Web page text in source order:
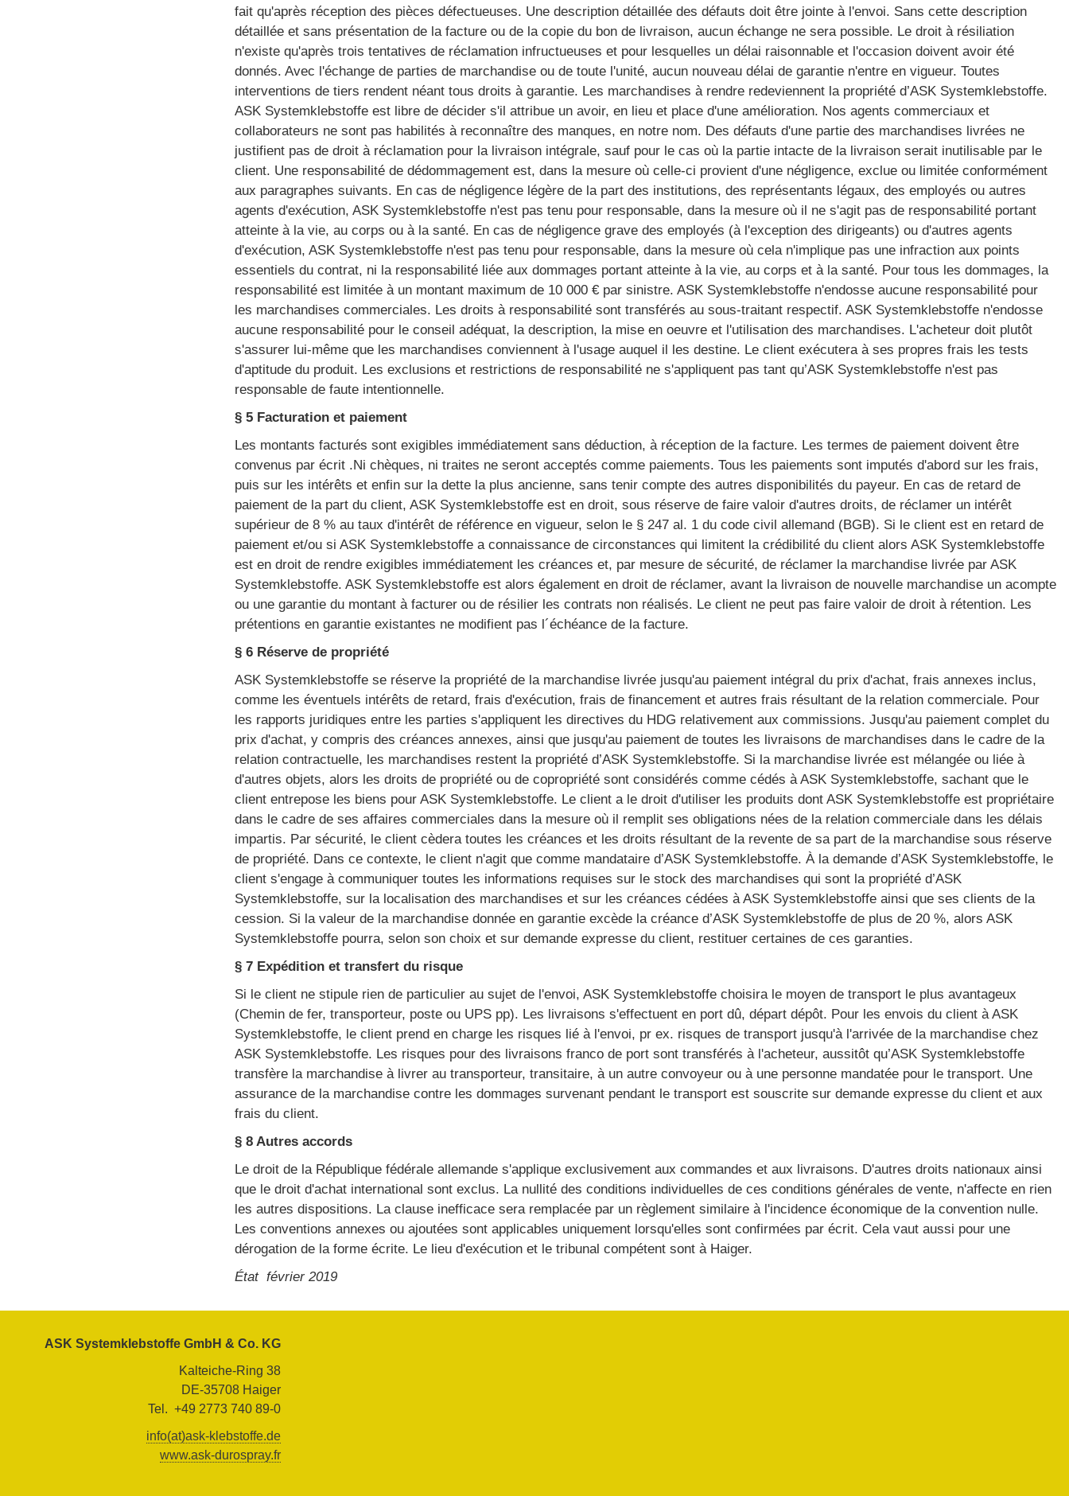
fait qu'après réception des pièces défectueuses. Une description détaillée des défauts doit être jointe à l'envoi. Sans cette description
détaillée et sans présentation de la facture ou de la copie du bon de livraison, aucun échange ne sera possible. Le droit à résiliation
n'existe qu'après trois tentatives de réclamation infructueuses et pour lesquelles un délai raisonnable et l'occasion doivent avoir été
donnés. Avec l'échange de parties de marchandise ou de toute l'unité, aucun nouveau délai de garantie n'entre en vigueur. Toutes
interventions de tiers rendent néant tous droits à garantie. Les marchandises à rendre redeviennent la propriété d’ASK Systemklebstoffe.
ASK Systemklebstoffe est libre de décider s'il attribue un avoir, en lieu et place d'une amélioration. Nos agents commerciaux et
collaborateurs ne sont pas habilités à reconnaître des manques, en notre nom. Des défauts d'une partie des marchandises livrées ne
justifient pas de droit à réclamation pour la livraison intégrale, sauf pour le cas où la partie intacte de la livraison serait inutilisable par le
client. Une responsabilité de dédommagement est, dans la mesure où celle-ci provient d'une négligence, exclue ou limitée conformément
aux paragraphes suivants. En cas de négligence légère de la part des institutions, des représentants légaux, des employés ou autres
agents d'exécution, ASK Systemklebstoffe n'est pas tenu pour responsable, dans la mesure où il ne s'agit pas de responsabilité portant
atteinte à la vie, au corps ou à la santé. En cas de négligence grave des employés (à l'exception des dirigeants) ou d'autres agents
d'exécution, ASK Systemklebstoffe n'est pas tenu pour responsable, dans la mesure où cela n'implique pas une infraction aux points
essentiels du contrat, ni la responsabilité liée aux dommages portant atteinte à la vie, au corps et à la santé. Pour tous les dommages, la
responsabilité est limitée à un montant maximum de 10 000 € par sinistre. ASK Systemklebstoffe n'endosse aucune responsabilité pour
les marchandises commerciales. Les droits à responsabilité sont transférés au sous-traitant respectif. ASK Systemklebstoffe n'endosse
aucune responsabilité pour le conseil adéquat, la description, la mise en oeuvre et l'utilisation des marchandises. L'acheteur doit plutôt
s'assurer lui-même que les marchandises conviennent à l'usage auquel il les destine. Le client exécutera à ses propres frais les tests
d'aptitude du produit. Les exclusions et restrictions de responsabilité ne s'appliquent pas tant qu’ASK Systemklebstoffe n'est pas
responsable de faute intentionnelle.
§ 5 Facturation et paiement
Les montants facturés sont exigibles immédiatement sans déduction, à réception de la facture. Les termes de paiement doivent être
convenus par écrit .Ni chèques, ni traites ne seront acceptés comme paiements. Tous les paiements sont imputés d'abord sur les frais,
puis sur les intérêts et enfin sur la dette la plus ancienne, sans tenir compte des autres disponibilités du payeur. En cas de retard de
paiement de la part du client, ASK Systemklebstoffe est en droit, sous réserve de faire valoir d'autres droits, de réclamer un intérêt
supérieur de 8 % au taux d'intérêt de référence en vigueur, selon le § 247 al. 1 du code civil allemand (BGB). Si le client est en retard de
paiement et/ou si ASK Systemklebstoffe a connaissance de circonstances qui limitent la crédibilité du client alors ASK Systemklebstoffe
est en droit de rendre exigibles immédiatement les créances et, par mesure de sécurité, de réclamer la marchandise livrée par ASK
Systemklebstoffe. ASK Systemklebstoffe est alors également en droit de réclamer, avant la livraison de nouvelle marchandise un acompte
ou une garantie du montant à facturer ou de résilier les contrats non réalisés. Le client ne peut pas faire valoir de droit à rétention. Les
prétentions en garantie existantes ne modifient pas l´échéance de la facture.
§ 6 Réserve de propriété
ASK Systemklebstoffe se réserve la propriété de la marchandise livrée jusqu'au paiement intégral du prix d'achat, frais annexes inclus,
comme les éventuels intérêts de retard, frais d'exécution, frais de financement et autres frais résultant de la relation commerciale. Pour
les rapports juridiques entre les parties s'appliquent les directives du HDG relativement aux commissions. Jusqu'au paiement complet du
prix d'achat, y compris des créances annexes, ainsi que jusqu'au paiement de toutes les livraisons de marchandises dans le cadre de la
relation contractuelle, les marchandises restent la propriété d’ASK Systemklebstoffe. Si la marchandise livrée est mélangée ou liée à
d'autres objets, alors les droits de propriété ou de copropriété sont considérés comme cédés à ASK Systemklebstoffe, sachant que le
client entrepose les biens pour ASK Systemklebstoffe. Le client a le droit d'utiliser les produits dont ASK Systemklebstoffe est propriétaire
dans le cadre de ses affaires commerciales dans la mesure où il remplit ses obligations nées de la relation commerciale dans les délais
impartis. Par sécurité, le client cèdera toutes les créances et les droits résultant de la revente de sa part de la marchandise sous réserve
de propriété. Dans ce contexte, le client n'agit que comme mandataire d’ASK Systemklebstoffe. À la demande d’ASK Systemklebstoffe, le
client s'engage à communiquer toutes les informations requises sur le stock des marchandises qui sont la propriété d’ASK
Systemklebstoffe, sur la localisation des marchandises et sur les créances cédées à ASK Systemklebstoffe ainsi que ses clients de la
cession. Si la valeur de la marchandise donnée en garantie excède la créance d’ASK Systemklebstoffe de plus de 20 %, alors ASK
Systemklebstoffe pourra, selon son choix et sur demande expresse du client, restituer certaines de ces garanties.
§ 7 Expédition et transfert du risque
Si le client ne stipule rien de particulier au sujet de l'envoi, ASK Systemklebstoffe choisira le moyen de transport le plus avantageux
(Chemin de fer, transporteur, poste ou UPS pp). Les livraisons s'effectuent en port dû, départ dépôt. Pour les envois du client à ASK
Systemklebstoffe, le client prend en charge les risques lié à l'envoi, pr ex. risques de transport jusqu'à l'arrivée de la marchandise chez
ASK Systemklebstoffe. Les risques pour des livraisons franco de port sont transférés à l'acheteur, aussitôt qu’ASK Systemklebstoffe
transfère la marchandise à livrer au transporteur, transitaire, à un autre convoyeur ou à une personne mandatée pour le transport. Une
assurance de la marchandise contre les dommages survenant pendant le transport est souscrite sur demande expresse du client et aux
frais du client.
§ 8 Autres accords
Le droit de la République fédérale allemande s'applique exclusivement aux commandes et aux livraisons. D'autres droits nationaux ainsi
que le droit d'achat international sont exclus. La nullité des conditions individuelles de ces conditions générales de vente, n'affecte en rien
les autres dispositions. La clause inefficace sera remplacée par un règlement similaire à l'incidence économique de la convention nulle.
Les conventions annexes ou ajoutées sont applicables uniquement lorsqu'elles sont confirmées par écrit. Cela vaut aussi pour une
dérogation de la forme écrite. Le lieu d'exécution et le tribunal compétent sont à Haiger.
État février 2019
ASK Systemklebstoffe GmbH & Co. KG
Kalteiche-Ring 38
DE-35708 Haiger
Tel. +49 2773 740 89-0
info(at)ask-klebstoffe.de
www.ask-durospray.fr